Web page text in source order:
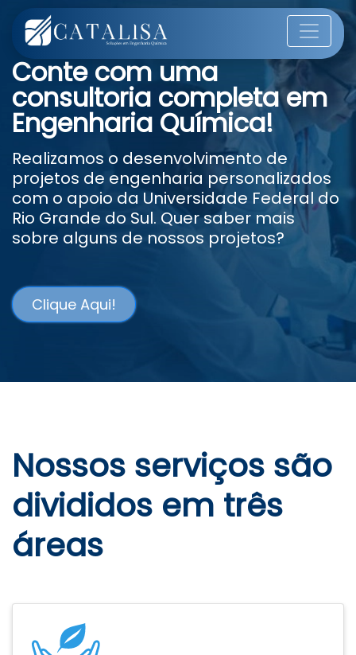
Conte com uma
consultoria completa em
Engenharia Química!
Realizamos o desenvolvimento de
projetos de engenharia personalizados
com o apoio da Universidade Federal do
Rio Grande do Sul. Quer saber mais
sobre alguns de nossos projetos?
Clique Aqui!
Nossos serviços são
divididos em três
áreas